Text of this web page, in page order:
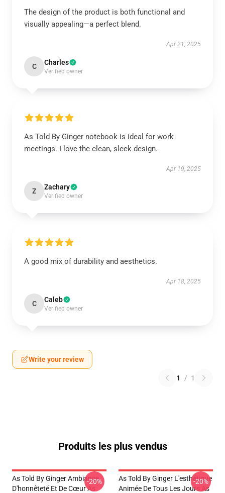
The design of the product is both functional and
visually appealing—a perfect blend.
Apr 21, 2025
C Charles
Verified owner
As Told By Ginger notebook is ideal for work
meetings. I love the clean, sleek design.
Apr 19, 2025
Z Zachary
Verified owner
A good mix of durability and aesthetics.
Apr 18, 2025
C Caleb
Verified owner
Write your review
1 / 1
Produits les plus vendus
As Told By Ginger Ambiance
D'honnêteté Et De Cœur As
-20%
As Told By Ginger L'esthétique
Animée De Tous Les Jours As
-20%